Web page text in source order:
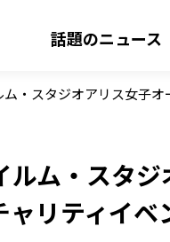
話題のニュース
・スタジオアリス女子
ム・スタジ
リティイベ